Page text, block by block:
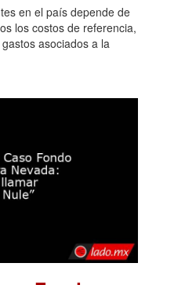
en el país depende de
los costos de referencia,
asociados a la